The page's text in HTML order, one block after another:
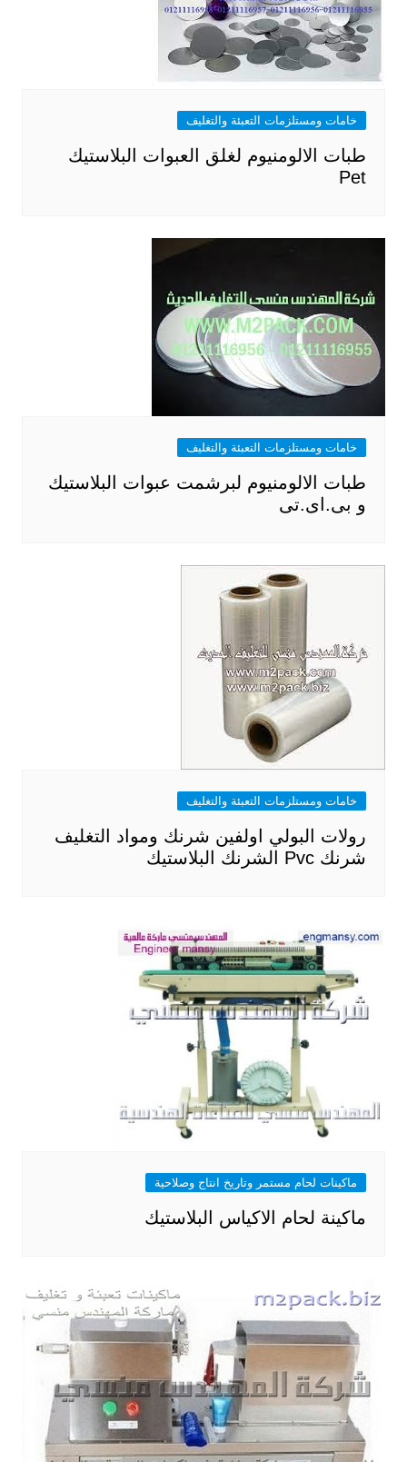
خامات ومستلزمات التعبئة والتغليف
طبات الالومنيوم لغلق العبوات البلاستيك
Pet
خامات ومستلزمات التعبئة والتغليف
طبات الالومنيوم لبرشمت عبوات البلاستيك
و بى.اى.تى
خامات ومستلزمات التعبئة والتغليف
رولات البولي اولفين شرنك ومواد التغليف
شرنك Pvc الشرنك البلاستيك
ماكينات لحام مستمر وتاريخ انتاج وصلاحية
ماكينة لحام الاكياس البلاستيك